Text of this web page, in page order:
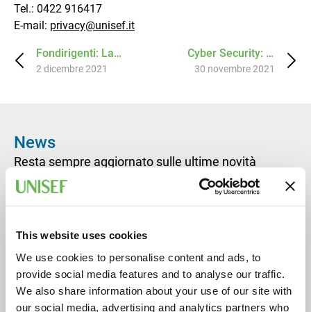
This website uses cookies
We use cookies to personalise content and ads, to
provide social media features and to analyse our traffic.
We also share information about your use of our site with
our social media, advertising and analytics partners who
Tel.: 0422 916417
E-mail: privacy@unisef.it
Fondirigenti: La
scadenza delle risorse
2 dicembre 2021
Cyber Security: la
nuova frontiera per la
30 novembre 2021
News
Resta sempre aggiornato sulle ultime novità
UNISEF
3 agosto 2026
Pausa estiva: UNISEF chiude per ferie
Gli uffici di UNISEFe di Unimpiego Treviso chiuderanno
dal